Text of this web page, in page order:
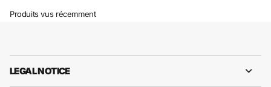
Produits vus récemment
LEGAL NOTICE